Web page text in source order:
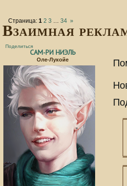
Взаимная
Страница:1 2 3 … 34 »
Поделиться
САМ-РИ НИЭЛЬ
Оле-Лукойе